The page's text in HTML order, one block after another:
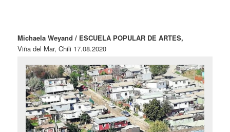
Michaela Weyand / ESCUELA POPULAR DE ARTES,
Viña del Mar, Chili 17.08.2020